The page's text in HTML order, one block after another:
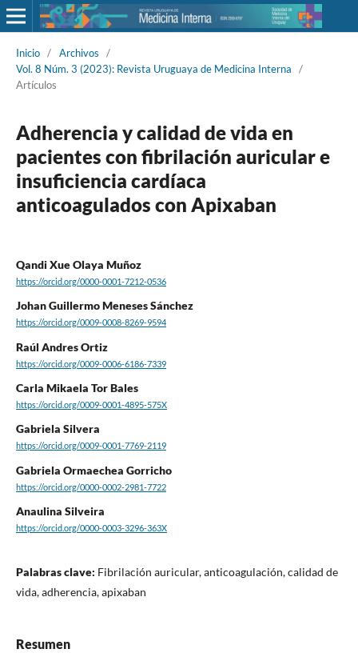
Inicio / Archivos
/
Vol. 8 Núm. 3 (2023): Revista Uruguaya de Medicina Interna
/
Artículos
Adherencia y calidad de vida en
pacientes con fibrilación auricular e
insuficiencia cardíaca
anticoagulados con Apixaban
Qandi Xue Olaya Muñoz
https://orcid.org/0000-0001-7212-0536
Johan Guillermo Meneses Sánchez
https://orcid.org/0009-0008-8269-9594
Raúl Andres Ortiz
https://orcid.org/0009-0006-6186-7339
Carla Mikaela Tor Bales
https://orcid.org/0009-0001-4895-575X
Gabriela Silvera
https://orcid.org/0009-0001-7769-2119
Gabriela Ormaechea Gorricho
https://orcid.org/0000-0002-2981-7722
Anaulina Silveira
https://orcid.org/0000-0003-3296-363X
Palabras clave: Fibrilación auricular, anticoagulación, calidad de
vida, adherencia, apixaban
Resumen